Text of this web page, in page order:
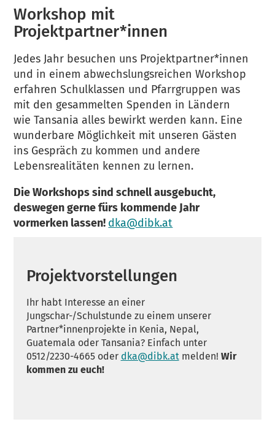
Workshop mit
Projektpartner*innen
Jedes Jahr besuchen uns Projektpartner*innen
und in einem abwechslungsreichen Workshop
erfahren Schulklassen und Pfarrgruppen was
mit den gesammelten Spenden in Ländern
wie Tansania alles bewirkt werden kann. Eine
wunderbare Möglichkeit mit unseren Gästen
ins Gespräch zu kommen und andere
Lebensrealitäten kennen zu lernen.
Die Workshops sind schnell ausgebucht,
deswegen gerne fürs kommende Jahr
vormerken lassen! dka@dibk.at
Projektvorstellungen
Ihr habt Interesse an einer
Jungschar-/Schulstunde zu einem unserer
Partner*innenprojekte in Kenia, Nepal,
Guatemala oder Tansania? Einfach unter
0512/2230-4665 oder dka@dibk.atmelden! Wir
kommen zu euch!